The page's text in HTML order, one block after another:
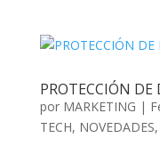
PROTECCIÓN DE
por MARKETING |
TECH, NOVEDADES,